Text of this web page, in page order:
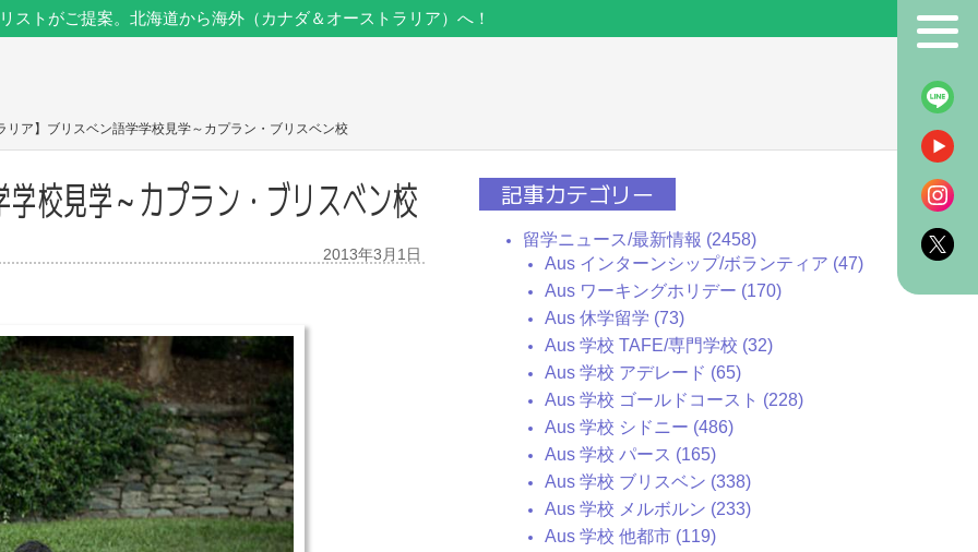
トがご提案。北海道から海外（カナダ＆オーストラリア）へ！
リア】ブリスベン語学学校見学～カプラン・ブリスベン校
校見学～カプラン・ブリスベン校
2013年3月1日
記事カテゴリー
留学ニュース/最新情報 (2458)
Aus インターンシップ/ボランティア (47)
Aus ワーキングホリデー (170)
Aus 休学留学 (73)
Aus 学校 TAFE/専門学校 (32)
Aus 学校 アデレード (65)
Aus 学校 ゴールドコースト (228)
Aus 学校 シドニー (486)
Aus 学校 パース (165)
Aus 学校 ブリスベン (338)
Aus 学校 メルボルン (233)
Aus 学校 他都市 (119)